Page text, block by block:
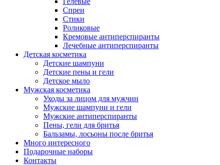
Спреи
Стики
Роликовые
Кремовые антиперспиранты
Лечебные антиперспиранты
Детская косметика
Детские шампуни
Детские пены и гели
Детское мыло
Мужская косметика
Уходы за лицом для мужчин
Мужские шампуни и гели
Мужские антиперспиранты
Пены, гели для бритья
Бальзамы, лосьоны после бритья
Много интересного
Подарочные наборы
Контакты